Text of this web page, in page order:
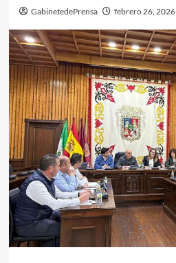
GabinetedePrensa febrero 26, 2026